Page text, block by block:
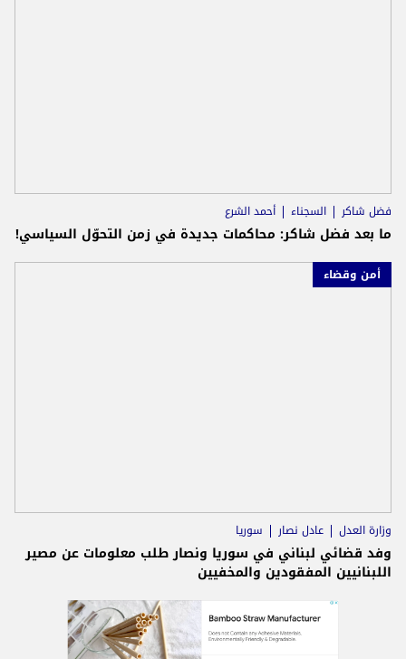
فضل شاكر السجناء أحمد الشرع
ما بعد فضل شاكر: محاكمات جديدة في زمن التحوّل السياسي!
أمن وقضاء
وزارة العدل عادل نصار سوريا
وفد قضائي لبناني في سوريا ونصار طلب معلومات عن مصير
اللبنانيين المفقودين والمخفيين